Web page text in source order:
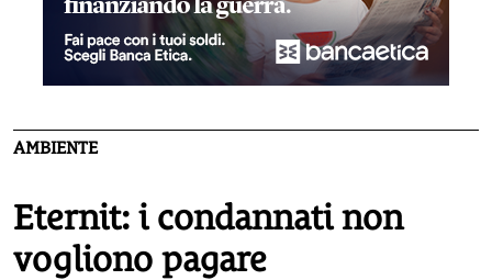
AMBIENTE
Eternit: i condannati non
vogliono pagare